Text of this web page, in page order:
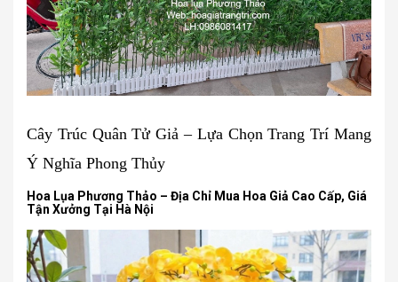
Cây Trúc Quân Tử Giả – Lựa Chọn Trang Trí Mang
Ý Nghĩa Phong Thủy
Hoa Lụa Phương Thảo – Địa Chỉ Mua Hoa Giả Cao Cấp, Giá
Tận Xưởng Tại Hà Nội